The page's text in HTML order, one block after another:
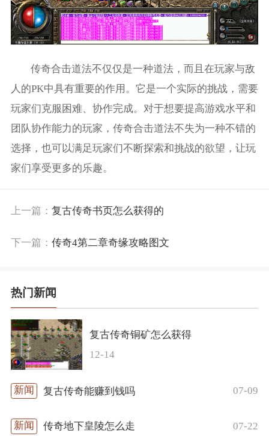
传奇合击道法不仅仅是一种道法，而且在玩家与敌
人的PK中具有重要的作用。它是一个实际的挑战，需要
玩家们克服困难、协作完成。对于想要提高游戏水平和
团队协作能力的玩家，传奇合击道法不失为一种不错的
选择，也可以满足玩家们不断探索和挑战的欲望，让玩
家们享受更多的乐趣。
上一篇： 复古传奇书页怎么获得的
下一篇： 传奇4第二章奇缘攻略图文
热门新闻
复古传奇铜矿怎么获得
12-14
复古传奇能赚到钱吗 07-09
传奇地下皇陵怎么走 07-22